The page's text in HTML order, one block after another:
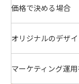
価格で決める場合
オリジナルのデザ
マーケティング運